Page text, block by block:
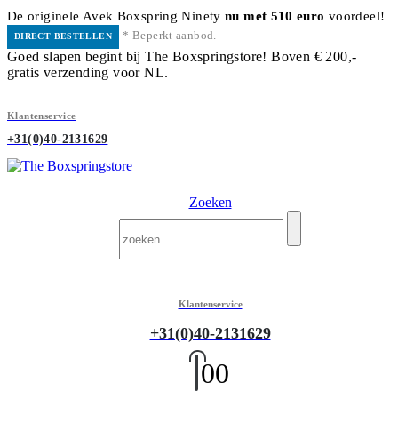
De originele Avek Boxspring Ninetynu met 510 euro voordeel!
DIRECT BESTELLEN * Beperkt aanbod.
Goed slapen begint bij The Boxspringstore! Boven € 200,-
gratis verzending voor NL.
Klantenservice
+31(0)40-2131629
Zoeken
Klantenservice
+31(0)40-2131629
00